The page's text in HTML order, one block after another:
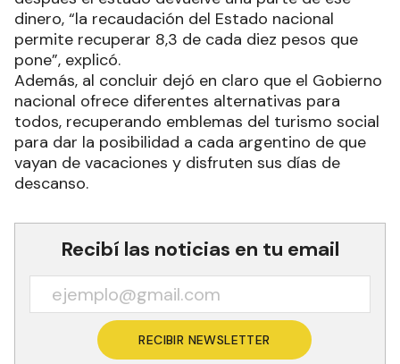
dinero, “la recaudación del Estado nacional
permite recuperar 8,3 de cada diez pesos que
pone”, explicó.
Además, al concluir dejó en claro que el Gobierno
nacional ofrece diferentes alternativas para
todos, recuperando emblemas del turismo social
para dar la posibilidad a cada argentino de que
vayan de vacaciones y disfruten sus días de
descanso.
Recibí las noticias en tu email
RECIBIR NEWSLETTER